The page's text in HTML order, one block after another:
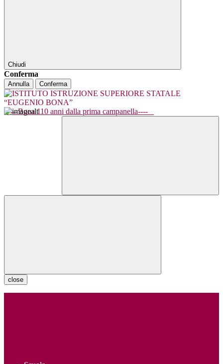
Chiudi
Conferma
Annulla Conferma
----Bona 110 anni dalla prima campanella----
close